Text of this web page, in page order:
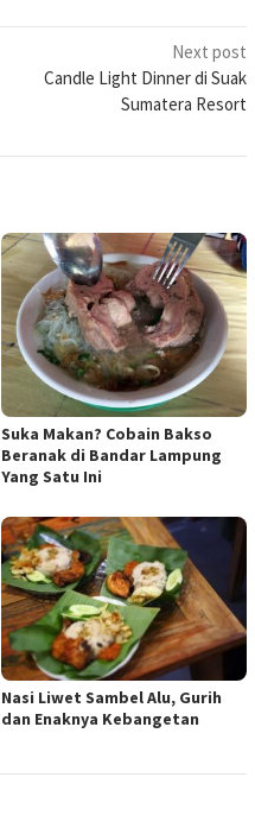
Next post
Candle Light Dinner di Suak
Sumatera Resort
Suka Makan? Cobain Bakso
Beranak di Bandar Lampung
Yang Satu Ini
Nasi Liwet Sambel Alu, Gurih
dan Enaknya Kebangetan